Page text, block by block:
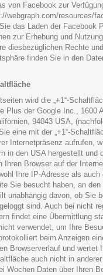
von Facebook zur
webgraph.com/resources/
das Laden der Facebook
zur Erhebung und
diesbezüglichen Rechte
finden Sie in den
wird die „+1“-
Plus der Google Inc., 1600
94043 USA,
eine mit der „+1“-
Internetpräsenz aufrufen,
in den USA hergestellt und
Ihren Browser auf der
Ihre IP-Adresse als
Sie besucht haben, an den
unabhängig davon, ob Sie
sind. Auch bei nicht
findet eine Übermittlung
verwendet, um Ihre
beim Anzeigen
Browserverlauf und wertet
auch nicht in
Wochen Daten über Ihren